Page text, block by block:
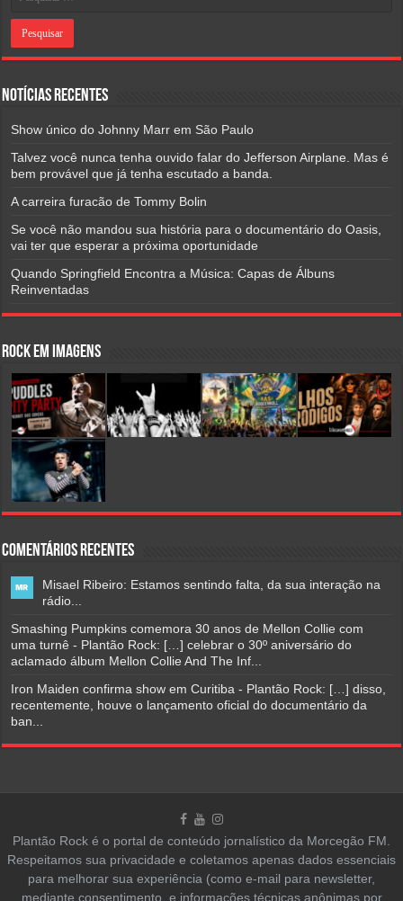
Notícias Recentes
Show único do Johnny Marr em São Paulo
Talvez você nunca tenha ouvido falar do Jefferson Airplane. Mas é
bem provável que já tenha escutado a banda.
A carreira furacão de Tommy Bolin
Se você não mandou sua história para o documentário do Oasis,
vai ter que esperar a próxima oportunidade
Quando Springfield Encontra a Música: Capas de Álbuns
Reinventadas
Rock em Imagens
Comentários Recentes
Misael Ribeiro: Estamos sentindo falta, da sua interação na
rádio...
Smashing Pumpkins comemora 30 anos de Mellon Collie com
uma turnê - Plantão Rock: […] celebrar o 30º aniversário do
aclamado álbum Mellon Collie And The Inf...
Iron Maiden confirma show em Curitiba - Plantão Rock: […] disso,
recentemente, houve o lançamento oficial do documentário da
ban...
Plantão Rock é o portal de conteúdo jornalístico da Morcegão FM.
Respeitamos sua privacidade e coletamos apenas dados essenciais
para melhorar sua experiência (como e-mail para newsletter,
mediante consentimento, e informações técnicas anônimas por